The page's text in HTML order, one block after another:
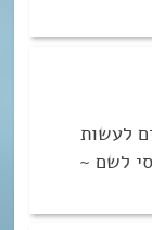
לעשות
לשם ~